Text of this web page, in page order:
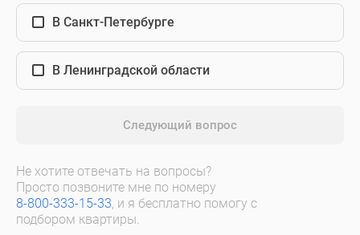
В Санкт-Петербурге
В Ленинградской области
Следующий вопрос
Не хотите отвечать на вопросы?
Просто позвоните мне по номеру
8-800-333-15-33, и я бесплатно помогу с
подбором квартиры.